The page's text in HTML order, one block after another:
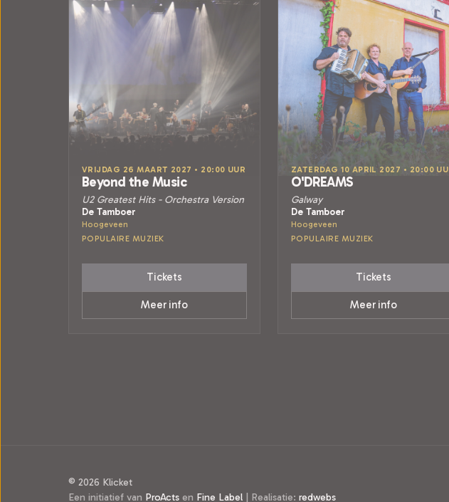
VRIJDAG 26 MAART 2027 • 20:00 UUR
Beyond the Music
U2 Greatest Hits - Orchestra Version
De Tamboer
Hoogeveen
POPULAIRE MUZIEK
Tickets
Meer info
ZATERDAG 10 APRIL 2027 • 20:00
O'DREAMS
Galway
De Tamboer
Hoogeveen
POPULAIRE MUZIEK
Tickets
Meer info
© 2026 Klicket
Een initiatief van ProActs en Fine Label | Realisatie: redwebs